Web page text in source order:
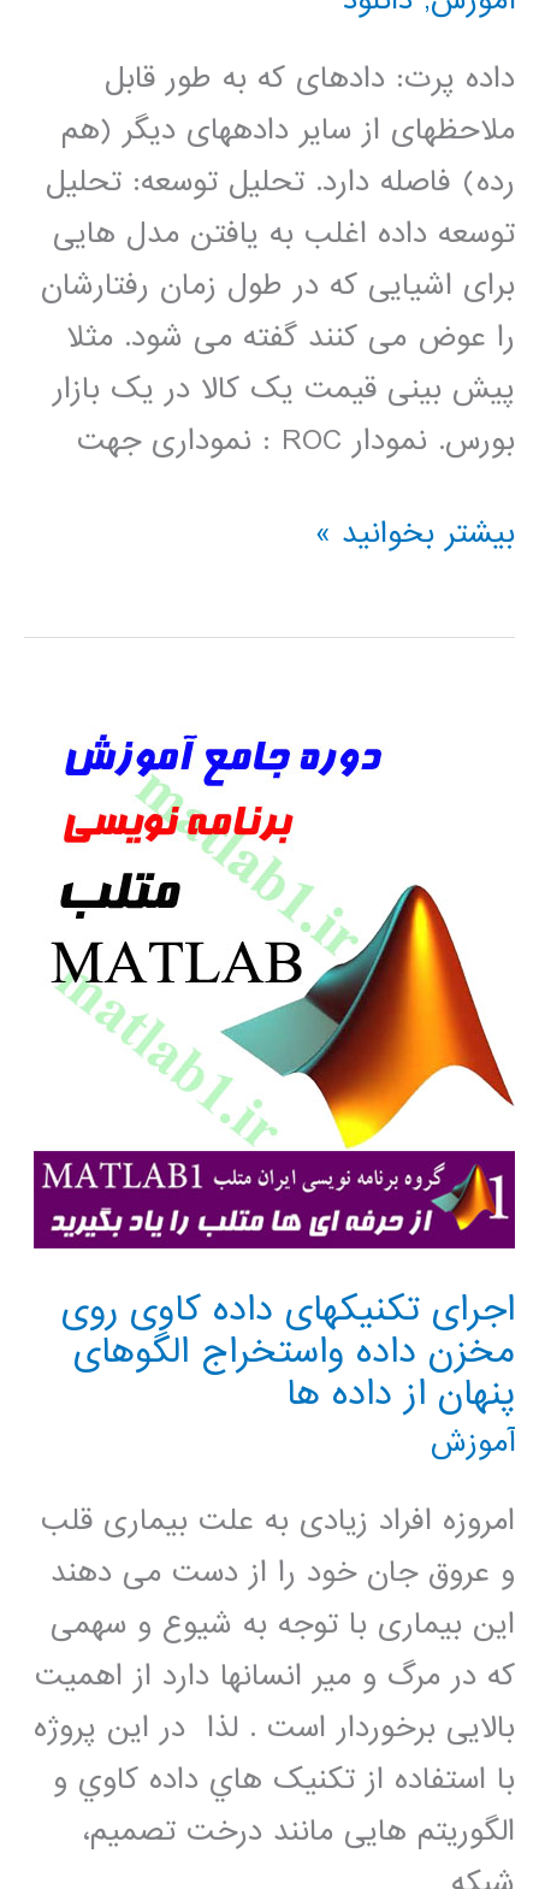
داده پرت: داده­ای که به طور قابل
ملاحظه­ای از سایر داده­های دیگر (هم
رده) فاصله دارد. تحلیل توسعه: تحلیل
توسعه داده اغلب به یافتن مدل هایی
برای اشیایی که در طول زمان رفتارشان
را عوض می کنند گفته می شود. مثلا
پیش بینی قیمت یک کالا در یک بازار
بورس. نمودار ROC : نموداری جهت
تعاریف
داده
بیشتر بخوانید »
اجرای تکنیکهای داده کاوی روی
مخزن داده واستخراج الگوهای
پنهان از داده ها
آموزش
امروزه افراد زیادی به علت بیماری قلب
و عروق جان خود را از دست می دهند
این بیماری با توجه به شیوع و سهمی
که در مرگ و میر انسانها دارد از اهمیت
بالایی برخوردار است . لذا در این پروژه
با استفاده از تکنیک هاي داده کاوي و
الگوریتم هایی مانند درخت تصمیم،